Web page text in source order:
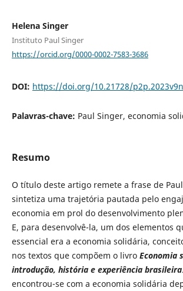
Helena Singer
Instituto Paul Singer
https://orcid.org/0000-0002-7583-3686
DOI: https://doi.org/10.21728/
Palavras-chave: Paul Singer, economia
Resumo
O título deste artigo remete a frase de
sintetiza uma trajetória pautada pelo
economia em prol do desenvolvimento
E, para desenvolvê-la, um dos elementos
essencial era a economia solidária,
nos textos que compõem o livro Economia
introdução, história e experiência brasileira
encontrou-se com a economia solidária